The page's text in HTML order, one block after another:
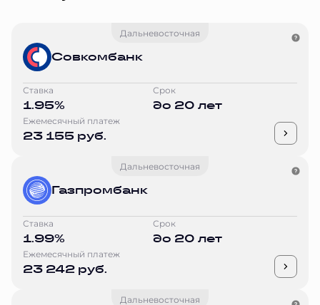
Дальневосточная
Совкомбанк
Ставка
1.95%
Срок
до 20 лет
Ежемесячный платеж
23 155 руб.
Дальневосточная
Газпромбанк
Ставка
1.99%
Срок
до 20 лет
Ежемесячный платеж
23 242 руб.
Дальневосточная